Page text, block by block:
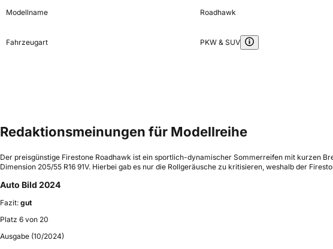
Modellname Roadhawk
Fahrzeugart PKW & SUV
Redaktionsmeinungen für Modellreihe
Der preisgünstige Firestone Roadhawk ist ein sportlich-dynamischer Sommerreifen mit kurzen
Dimension 205/55 R16 91V. Hierbei gab es nur die Rollgeräusche zu kritisieren, weshalb der
Auto Bild 2024
Fazit: gut
Platz 6 von 20
Ausgabe (10/2024)